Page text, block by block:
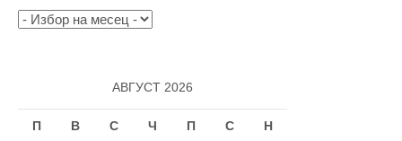
Архив
АВГУСТ 2026
П В С Ч П С Н